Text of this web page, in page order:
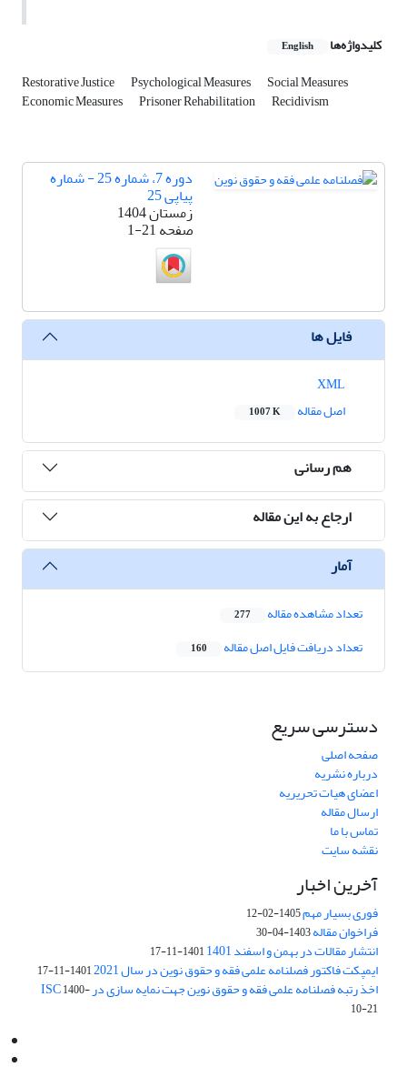
کلیدواژه‌ها English
Restorative Justice Psychological Measures Social Measures
Economic Measures Prisoner Rehabilitation Recidivism
دوره 7، شماره 25 - شماره
پیاپی 25
زمستان 1404
صفحه1-21
فایل ها
اصل مقاله
1007 K
هم رسانی
ارجاع به این مقاله
آمار
تعداد مشاهده مقاله 277
تعداد دریافت فایل اصل مقاله 160
دسترسی سریع
صفحه اصلی
درباره نشریه
اعضای هیات تحریریه
ارسال مقاله
تماس با ما
نقشه سایت
آخرین اخبار
فوری بسیار مهم1405-02-12
فراخوان مقاله1403-04-30
انتشار مقالات در بهمن و اسفند 1401 1401-11-17
ایمپکت فاکتور فصلنامه علمی فقه و حقوق نوین در سال 2021 1401-11-17
اخذ رتبه فصلنامه علمی فقه و حقوق نوین جهت نمایه سازی در ISC1400-
10-21